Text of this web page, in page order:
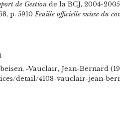
de Gestion de la BCJ, 2004-
p. 5910Feuille officielle suisse du
«Vauclair, Jean-Bernard
detail/4108-vauclair-jean-